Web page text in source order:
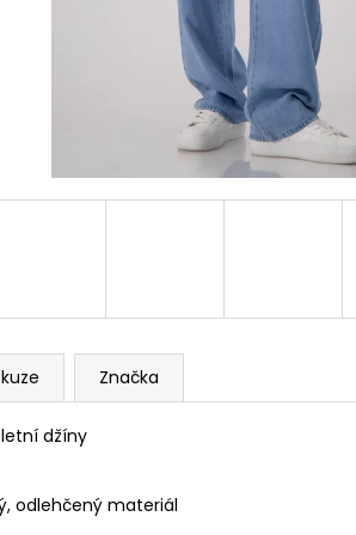
Značka
džíny
odlehčený materiál